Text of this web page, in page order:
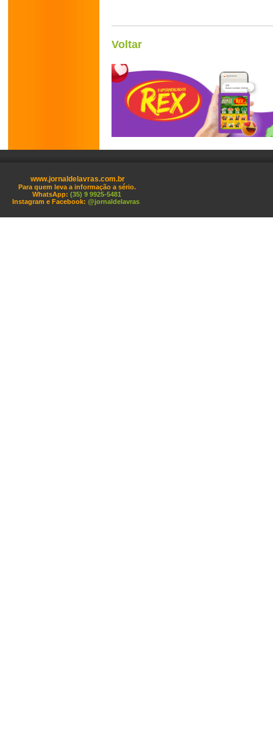
Voltar
www.jornaldelavras.com.br
Para quem leva a informação a sério.
WhatsApp: (35) 9 9925-5481
Instagram e Facebook: @jornaldelavras